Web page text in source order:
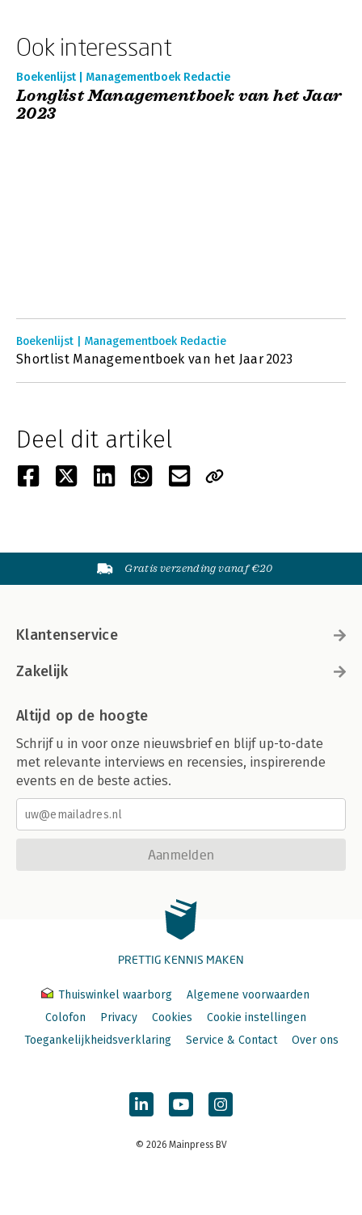
Ook interessant
Boekenlijst | Managementboek Redactie
Longlist Managementboek van het Jaar
2023
Boekenlijst | Managementboek Redactie
Shortlist Managementboek van het Jaar 2023
Deel dit artikel
Gratis verzending vanaf €20
Klantenservice
Zakelijk
Altijd op de hoogte
Schrijf u in voor onze nieuwsbrief en blijf up-to-date
met relevante interviews en recensies, inspirerende
events en de beste acties.
Aanmelden
PRETTIG KENNIS MAKEN
Thuiswinkel waarborg
Algemene voorwaarden
Colofon
Privacy Cookies
Cookie instellingen
Toegankelijkheidsverklaring
Service & Contact Over ons
© 2026 Mainpress BV